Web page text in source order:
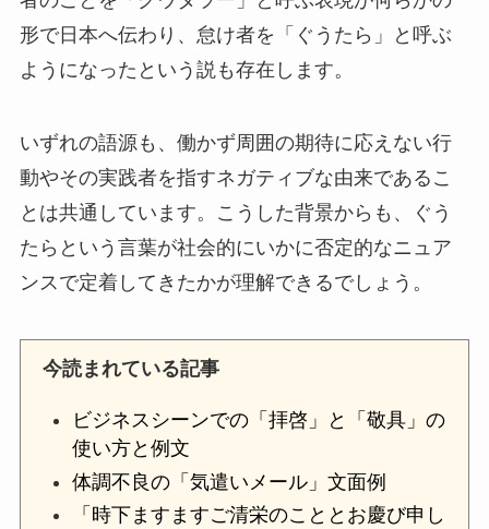
形で日本へ伝わり、怠け者を「ぐうたら」と呼ぶ
ようになったという説も存在します。
いずれの語源も、働かず周囲の期待に応えない行
動やその実践者を指すネガティブな由来であるこ
とは共通しています。こうした背景からも、ぐう
たらという言葉が社会的にいかに否定的なニュア
ンスで定着してきたかが理解できるでしょう。
今読まれている記事
ビジネスシーンでの「拝啓」と「敬具」の
使い方と例文
体調不良の「気遣いメール」文面例
「時下ますますご清栄のこととお慶び申し